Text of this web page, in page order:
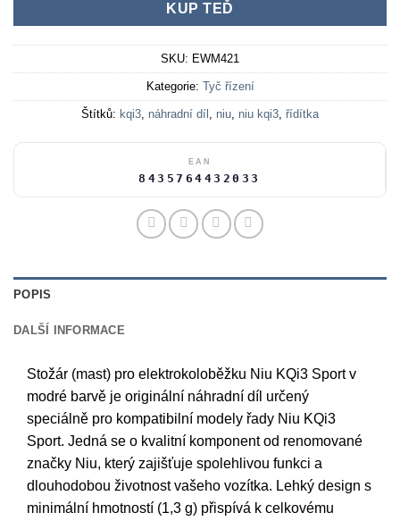
KUP TEĎ
SKU: EWM421
Kategorie: Tyč řízení
Štítků: kqi3, náhradní díl , niu, niu kqi3, řídítka
EAN
8435764432033
POPIS
DALŠÍ INFORMACE
Stožár (mast) pro elektrokoloběžku Niu KQi3 Sport v
modré barvě je originální náhradní díl určený
speciálně pro kompatibilní modely řady Niu KQi3
Sport. Jedná se o kvalitní komponent od renomované
značky Niu, který zajišťuje spolehlivou funkci a
dlouhodobou životnost vašeho vozítka. Lehký design s
minimální hmotností (1,3 g) přispívá k celkovému